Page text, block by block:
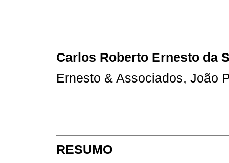
Carlos Roberto Ernesto da
Ernesto & Associados, João
RESUMO